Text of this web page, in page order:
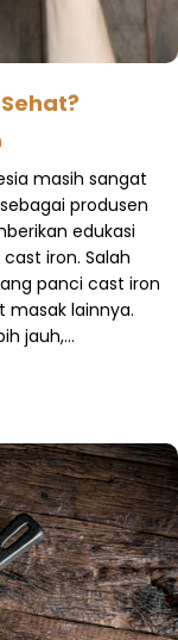
masih sangat
produsen
edukasi
iron. Salah
panci cast iron
masak lainnya.
jauh,…